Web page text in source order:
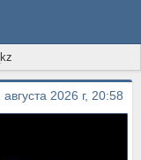
2026 г, 20:58